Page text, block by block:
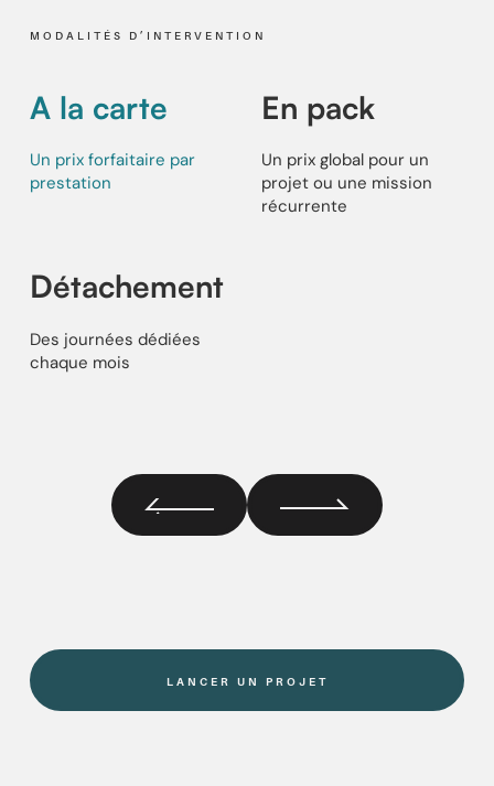
MODALITÉS D’INTERVENTION
A la carte
Un prix forfaitaire par
prestation
En pack
Un prix global pour un
projet ou une mission
récurrente
Détachement
Des journées dédiées
chaque mois
LANCER UN PROJET